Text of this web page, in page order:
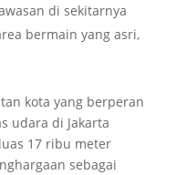
di sekitarnya
bermain yang asri,
kota yang berperan
udara di Jakarta
17 ribu meter
sebagai